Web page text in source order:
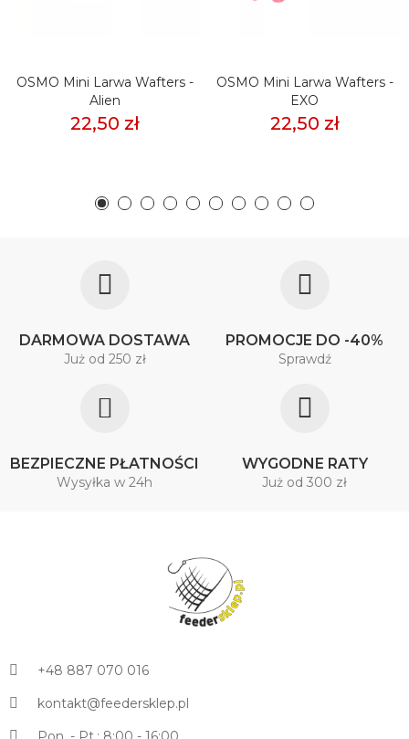
OSMO Mini Larwa Wafters -
Alien
22,50 zł
OSMO Mini Larwa Wafters -
EXO
22,50 zł
DARMOWA DOSTAWA
Już od 250 zł
PROMOCJE DO -40%
Sprawdź
BEZPIECZNE PŁATNOŚCI
Wysyłka w 24h
WYGODNE RATY
Już od 300 zł
+48 887 070 016
kontakt@feedersklep.pl